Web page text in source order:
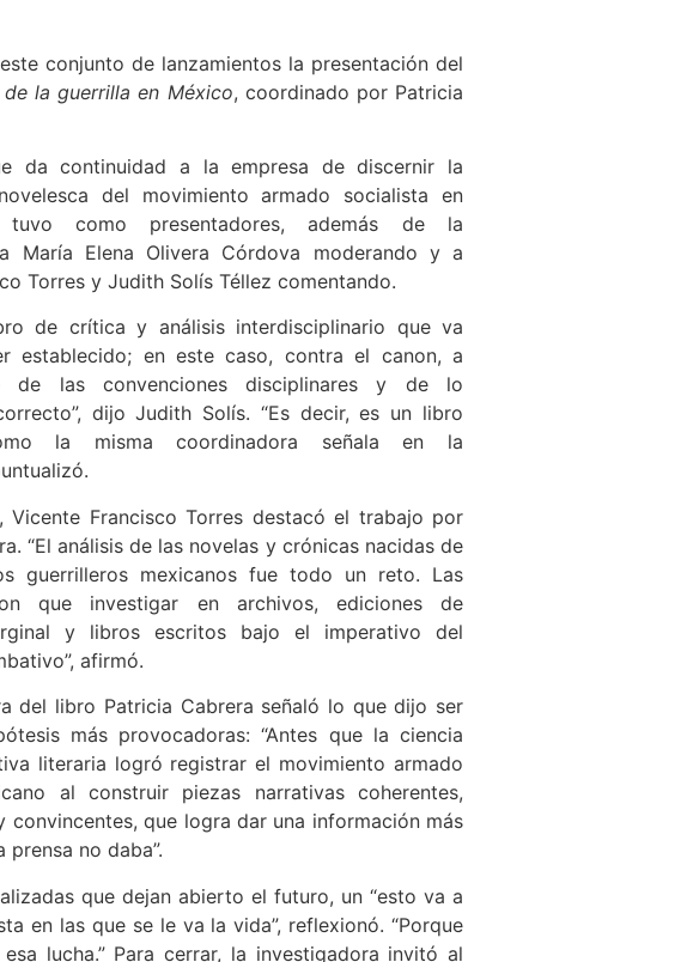
conjunto de lanzamientos la presentación del
la guerrilla en México, coordinado por Patricia
da continuidad a la empresa de discernir la
del movimiento armado socialista en
como presentadores, además de la
María Elena Olivera Córdova moderando y a
Torres y Judith Solís Téllez comentando.
de crítica y análisis interdisciplinario que va
establecido; en este caso, contra el canon, a
de las convenciones disciplinares y de lo
dijo Judith Solís. “Es decir, es un libro
la misma coordinadora señala en la
Vicente Francisco Torres destacó el trabajo por
“El análisis de las novelas y crónicas nacidas de
guerrilleros mexicanos fue todo un reto. Las
que investigar en archivos, ediciones de
y libros escritos bajo el imperativo del
afirmó.
del libro Patricia Cabrera señaló lo que dijo ser
más provocadoras: “Antes que la ciencia
literaria logró registrar el movimiento armado
al construir piezas narrativas coherentes,
convincentes, que logra dar una información más
no daba”.
que dejan abierto el futuro, un “esto va a
en las que se le va la vida”, reflexionó. “Porque
lucha.” Para cerrar, la investigadora invitó al